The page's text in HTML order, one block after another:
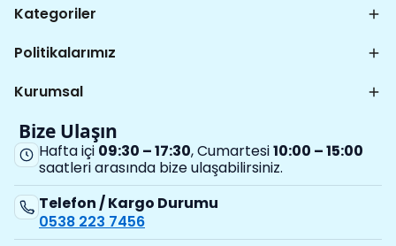
Kategoriler
Politikalarımız
Kurumsal
Bize Ulaşın
Hafta içi 09:30 – 17:30, Cumartesi10:00 – 15:00
saatleri arasında bize ulaşabilirsiniz.
Telefon / Kargo Durumu
0538 223 7456